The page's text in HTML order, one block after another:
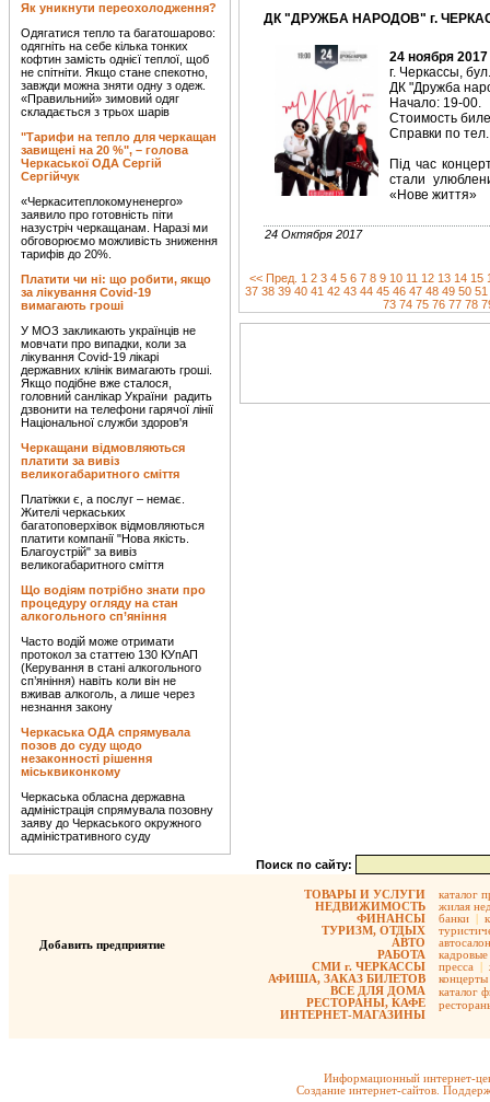
Як уникнути переохолодження?
Одягатися тепло та багатошарово:
одягніть на себе кілька тонких
кофтин замість однієї теплої, щоб
не спітніти. Якщо стане спекотно,
завжди можна зняти одну з одеж.
«Правильний» зимовий одяг
складається з трьох шарів
"Тарифи на тепло для черкащан
завищені на 20 %", – голова
Черкаської ОДА Сергій
Сергійчук
«Черкаситеплокомуненерго»
заявило про готовність піти
назустріч черкащанам. Наразі ми
обговорюємо можливість зниження
тарифів до 20%.
Платити чи ні: що робити, якщо
за лікування Covid-19
вимагають гроші
У МОЗ закликають українців не
мовчати про випадки, коли за
лікування Covid-19 лікарі
державних клінік вимагають гроші.
Якщо подібне вже сталося,
головний санлікар України радить
дзвонити на телефони гарячої лінії
Національної служби здоров'я
Черкащани відмовляються
платити за вивіз
великогабаритного сміття
Платіжки є, а послуг – немає.
Жителі черкаських
багатоповерхівок відмовляються
платити компанії "Нова якість.
Благоустрій" за вивіз
великогабаритного сміття
Що водіям потрібно знати про
процедуру огляду на стан
алкогольного сп’яніння
Часто водій може отримати
протокол за статтею 130 КУпАП
(Керування в стані алкогольного
сп’яніння) навіть коли він не
вживав алкоголь, а лише через
незнання закону
Черкаська ОДА спрямувала
позов до суду щодо
незаконності рішення
міськвиконкому
Черкаська обласна державна
адміністрація спрямувала позовну
заяву до Черкаського окружного
адміністративного суду
ДК "ДРУЖБА НАРОДОВ" г.
24 ноября 2017
г. Черкассы,
ДК "Дружба
Начало: 19-00.
Стоимость
Справки по
Під час
стали
«Нове життя»
24 Октября 2017
<< Пред. 1 2 3 4 5 6 7 8 9 10 11 12 13 14 15
37 38 39 40 41 42 43 44 45 46 47 48 49 50 51
73 74 75 76 77 78
Поиск по сайту:
Добавить предприятие
ТОВАРЫ И УСЛУГИ
НЕДВИЖИМОСТЬ
ФИНАНСЫ
ТУРИЗМ, ОТДЫХ
АВТО
РАБОТА
СМИ г. ЧЕРКАССЫ
АФИША, ЗАКАЗ БИЛЕТОВ
ВСЕ ДЛЯ ДОМА
РЕСТОРАНЫ, КАФЕ
ИНТЕРНЕТ-МАГАЗИНЫ
каталог
жилая
банки |
кадровые
пресса |
концерты
каталог
Информационный интернет-
Создание интернет-сайтов.